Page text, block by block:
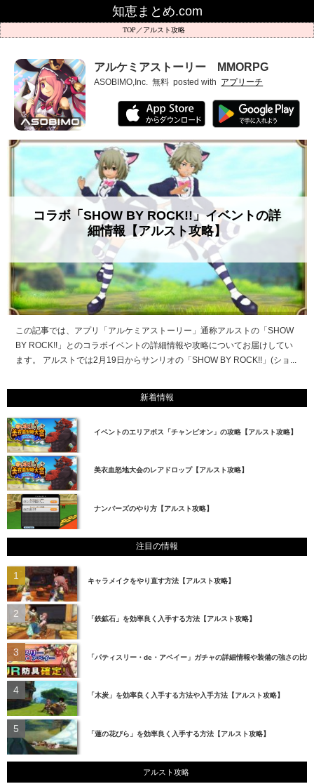
知恵まとめ.com
アルスト攻略
アルケミアストーリー MMORPG
ASOBIMO,Inc. 無料 posted with アプリーチ
コラボ「SHOW BY ROCK!!」イベントの詳
細情報【アルスト攻略】
この記事では、アプリ「アルケミアストーリー」通称アルストの「SHOW
BY ROCK!!」とのコラボイベントの詳細情報や攻略についてお届けしてい
ます。 アルストでは2月19日からサンリオの「SHOW BY ROCK!!」(ショ...
新着情報
イベントのエリアボス「チャンピオン」の攻略【アルスト攻略】
美衣血怒地大会のレアドロップ【アルスト攻略】
ナンバーズのやり方【アルスト攻略】
注目の情報
キャラメイクをやり直す方法【アルスト攻略】
「鉄鉱石」を効率良く入手する方法【アルスト攻略】
「パティスリー・de・アベイー」ガチャの詳細情報や装備の強さの比
「木炭」を効率良く入手する方法や入手方法【アルスト攻略】
「蓮の花びら」を効率良く入手する方法【アルスト攻略】
アルスト攻略